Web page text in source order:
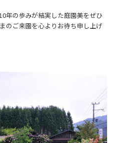
年の歩みが結実した庭園美をぜひ
のご来園を心よりお待ち申し上げ